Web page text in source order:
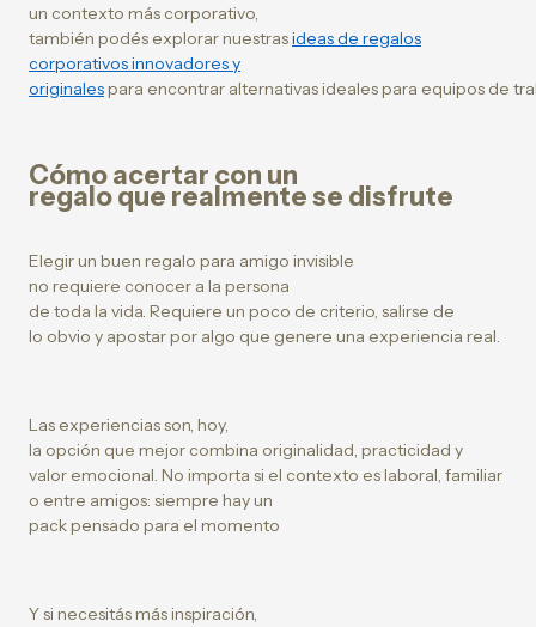
un contexto más corporativo,
también podés explorar nuestrasideas de regalos
corporativos innovadores y
originalespara encontrar alternativas ideales para equipos de
Cómo acertar con un
regalo que realmente se disfrute
Elegir un buen regalo para amigo invisible
no requiere conocer a la persona
de toda la vida. Requiere un poco de criterio, salirse de
lo obvio y apostar por algo que genere una experiencia real.
Las experiencias son, hoy,
la opción que mejor combina originalidad, practicidad y
valor emocional. No importa si el contexto es laboral, familiar
o entre amigos: siempre hay un
pack pensado para el momento
Y si necesitás más inspiración,